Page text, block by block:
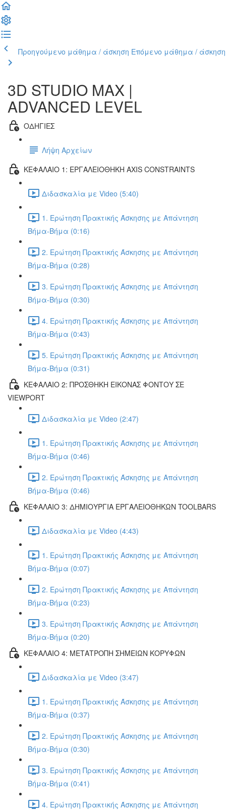
Προηγούμενο μάθημα / άσκηση Επόμενο μάθημα / άσκηση
3D STUDIO MAX |
ADVANCED LEVEL
ΟΔΗΓΙΕΣ
Λήψη Αρχείων
ΚΕΦΑΛΑΙΟ 1: ΕΡΓΑΛΕΙΟΘΗΚΗ AXIS CONSTRAINTS
Διδασκαλία με Video (5:40)
1. Ερώτηση Πρακτικής Άσκησης με Απάντηση
Βήμα-Βήμα (0:16)
2. Ερώτηση Πρακτικής Άσκησης με Απάντηση
Βήμα-Βήμα (0:28)
3. Ερώτηση Πρακτικής Άσκησης με Απάντηση
Βήμα-Βήμα (0:30)
4. Ερώτηση Πρακτικής Άσκησης με Απάντηση
Βήμα-Βήμα (0:43)
5. Ερώτηση Πρακτικής Άσκησης με Απάντηση
Βήμα-Βήμα (0:31)
ΚΕΦΑΛΑΙΟ 2: ΠΡΟΣΘΗΚΗ ΕΙΚΟΝΑΣ ΦΟΝΤΟΥ ΣΕ
VIEWPORT
Διδασκαλία με Video (2:47)
1. Ερώτηση Πρακτικής Άσκησης με Απάντηση
Βήμα-Βήμα (0:46)
2. Ερώτηση Πρακτικής Άσκησης με Απάντηση
Βήμα-Βήμα (0:46)
ΚΕΦΑΛΑΙΟ 3: ΔΗΜΙΟΥΡΓΙΑ ΕΡΓΑΛΕΙΟΘΗΚΩΝ TOOLBARS
Διδασκαλία με Video (4:43)
1. Ερώτηση Πρακτικής Άσκησης με Απάντηση
Βήμα-Βήμα (0:07)
2. Ερώτηση Πρακτικής Άσκησης με Απάντηση
Βήμα-Βήμα (0:23)
3. Ερώτηση Πρακτικής Άσκησης με Απάντηση
Βήμα-Βήμα (0:20)
ΚΕΦΑΛΑΙΟ 4: ΜΕΤΑΤΡΟΠΗ ΣΗΜΕΙΩΝ ΚΟΡΥΦΩΝ
Διδασκαλία με Video (3:47)
1. Ερώτηση Πρακτικής Άσκησης με Απάντηση
Βήμα-Βήμα (0:37)
2. Ερώτηση Πρακτικής Άσκησης με Απάντηση
Βήμα-Βήμα (0:30)
3. Ερώτηση Πρακτικής Άσκησης με Απάντηση
Βήμα-Βήμα (0:41)
4. Ερώτηση Πρακτικής Άσκησης με Απάντηση